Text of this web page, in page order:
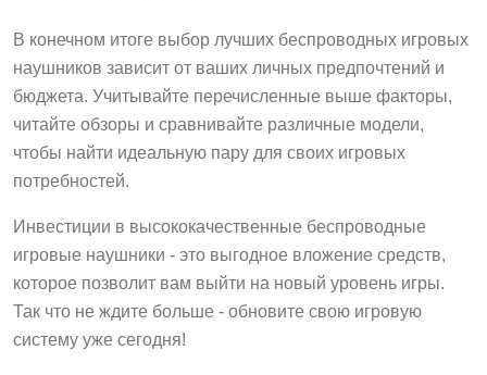
В конечном итоге выбор лучших беспроводных игровых
наушников зависит от ваших личных предпочтений и
бюджета. Учитывайте перечисленные выше факторы,
читайте обзоры и сравнивайте различные модели,
чтобы найти идеальную пару для своих игровых
потребностей.
Инвестиции в высококачественные беспроводные
игровые наушники - это выгодное вложение средств,
которое позволит вам выйти на новый уровень игры.
Так что не ждите больше - обновите свою игровую
систему уже сегодня!